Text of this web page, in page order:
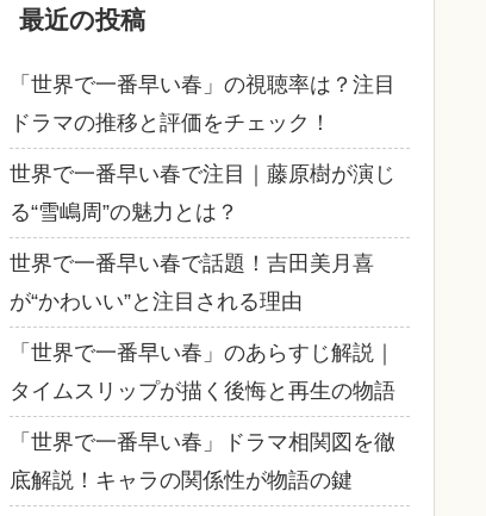
最近の投稿
「世界で一番早い春」の視聴率は？注目
ドラマの推移と評価をチェック！
世界で一番早い春で注目｜藤原樹が演じ
る“雪嶋周”の魅力とは？
世界で一番早い春で話題！吉田美月喜
が“かわいい”と注目される理由
「世界で一番早い春」のあらすじ解説｜
タイムスリップが描く後悔と再生の物語
「世界で一番早い春」ドラマ相関図を徹
底解説！キャラの関係性が物語の鍵